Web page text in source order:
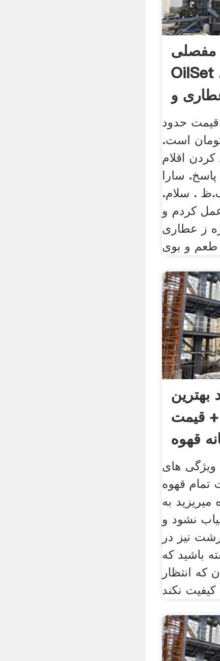
مفصلی
OilSet جهت کاربری
و
قیمت حدود
تومان است.
آرد کردن اقلام
پاسخ. سارا
در 2:19 ب.ظ . سلام.
کردم و
ز عطاری
طعم و بوی
قیمت
قهوه
ویژگی های
قهوه
به
نشود و
نیز در
باشید که
که انتظار